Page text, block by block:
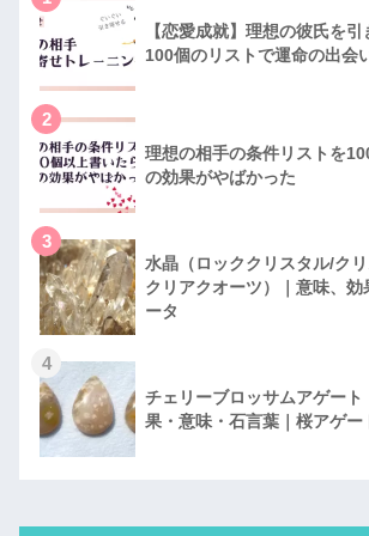
【恋愛成就】理想の彼氏を引
100個のリストで運命の出会
2
理想の相手の条件リストを
の効果がやばかった
3
水晶（ロッククリスタル/ク
クリアクオーツ）｜意味、
ータ
4
チェリーブロッサムアゲート
果・意味・石言葉｜桜アゲー